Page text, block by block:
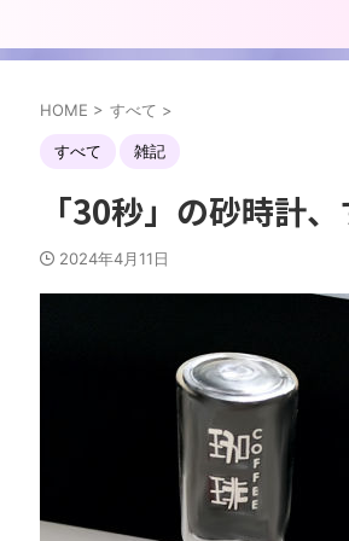
HOME > すべて >
すべて 雑記
「30秒」の砂時計
2024年4月11日